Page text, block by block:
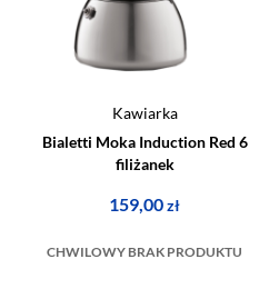
Kawiarka
Bialetti Moka Induction Red 6
filiżanek
159,00zł
CHWILOWY BRAK PRODUKTU